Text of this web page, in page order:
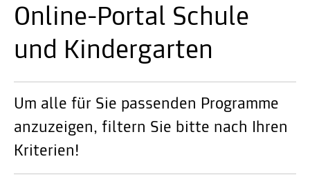
Online-Portal Schule
und Kindergarten
Um alle für Sie passenden Programme
anzuzeigen, filtern Sie bitte nach Ihren
Kriterien!